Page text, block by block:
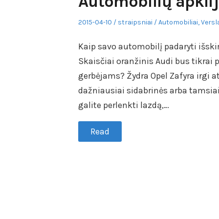
Posted
2015-04-10 Author
straipsniai
Posted
Automobiliai,
Kaip savo automobilį padaryti
Skaisčiai oranžinis Audi bus tikrai
gerbėjams? Žydra Opel Zafyra irgi
dažniausiai sidabrinės arba
galite perlenkti lazdą,…
Read